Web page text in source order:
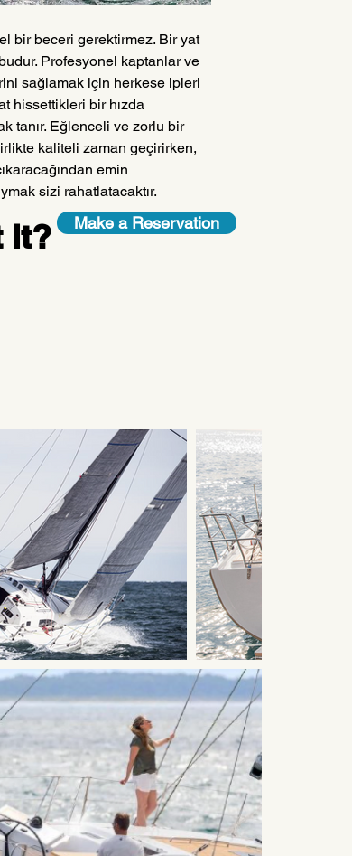
bir beceri gerektirmez. Bir yat
Profesyonel kaptanlar ve
sağlamak için herkese ipleri
hissettikleri bir hızda
tanır. Eğlenceli ve zorlu bir
kaliteli zaman geçirirken,
emin
sizi rahatlatacaktır.
it? Make a Reservation